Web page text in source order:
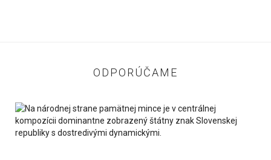
ODPORÚČAME